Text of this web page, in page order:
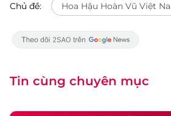
Chủ đề: Hoa Hậu Hoàn Vũ Việt
Tin cùng chuyên mục